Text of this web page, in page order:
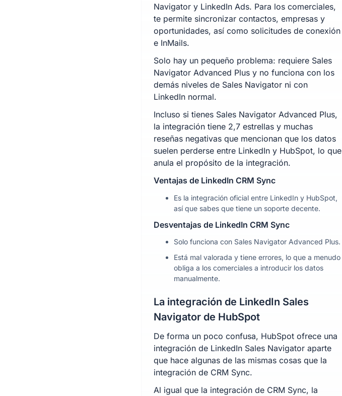
Navigator y LinkedIn Ads. Para los comerciales,
te permite sincronizar contactos, empresas y
oportunidades, así como solicitudes de conexión
e InMails.
Solo hay un pequeño problema: requiere Sales
Navigator Advanced Plus y no funciona con los
demás niveles de Sales Navigator ni con
LinkedIn normal.
Incluso si tienes Sales Navigator Advanced Plus,
la integración tiene 2,7 estrellas y muchas
reseñas negativas que mencionan que los datos
suelen perderse entre LinkedIn y HubSpot, lo que
anula el propósito de la integración.
Ventajas de LinkedIn CRM Sync
Es la integración oficial entre LinkedIn y HubSpot,
así que sabes que tiene un soporte decente.
Desventajas de LinkedIn CRM Sync
Solo funciona con Sales Navigator Advanced Plus.
Está mal valorada y tiene errores, lo que a menudo
obliga a los comerciales a introducir los datos
manualmente.
La integración de LinkedIn Sales
Navigator de HubSpot
De forma un poco confusa, HubSpot ofrece una
integración de LinkedIn Sales Navigator aparte
que hace algunas de las mismas cosas que la
integración de CRM Sync.
Al igual que la integración de CRM Sync, la